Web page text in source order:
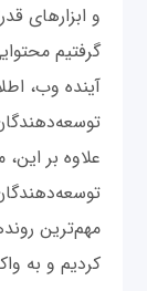
و ابزارهای
گرفتیم
آینده وب،
علاوه بر
کردیم و به